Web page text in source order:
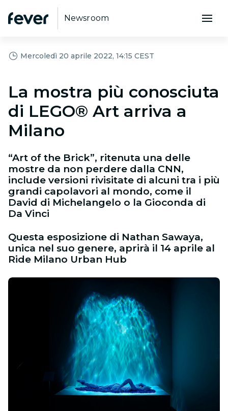
Newsroom
Mercoledì 20 aprile 2022, 14:15 CEST
La mostra più conosciuta
di LEGO® Art arriva a
Milano
“Art of the Brick”, ritenuta una delle
mostre da non perdere dalla CNN,
include versioni rivisitate di alcuni tra i più
grandi capolavori al mondo, come il
David di Michelangelo o la Gioconda di
Da Vinci
Questa esposizione di Nathan Sawaya,
unica nel suo genere, aprirà il 14 aprile al
Ride Milano Urban Hub